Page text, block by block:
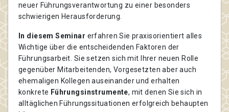
neuer Führungsverantwortung zu einer besonders
schwierigen Herausforderung.
In diesem Seminar erfahren Sie praxisorientiert alles
Wichtige über die entscheidenden Faktoren der
Führungsarbeit. Sie setzen sich mit Ihrer neuen Rolle
gegenüber Mitarbeitenden, Vorgesetzten aber auch
ehemaligen Kollegen auseinander und erhalten
konkrete Führungsinstrumente, mit denen Sie sich in
alltäglichen Führungssituationen erfolgreich behaupten